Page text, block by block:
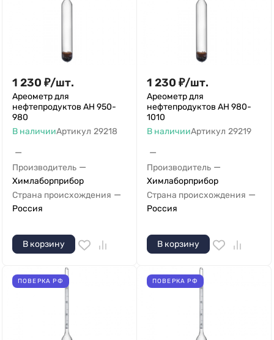
1 230 ₽/шт.
Ареометр для
нефтепродуктов АН 950-
980
В наличииАртикул 29218
—
Производитель —
Химлаборприбор
Страна происхождения —
Россия
В корзину
1 230 ₽/шт.
Ареометр для
нефтепродуктов АН 980-
1010
В наличииАртикул 29219
—
Производитель —
Химлаборприбор
Страна происхождения —
Россия
В корзину
ПОВЕРКА РФ ПОВЕРКА РФ